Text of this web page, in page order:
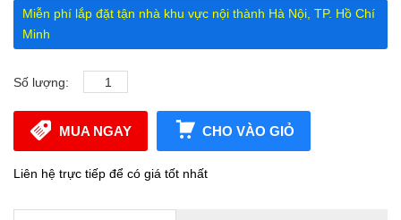
Miễn phí lắp đặt tận nhà khu vực nội thành Hà Nội, TP. Hồ Chí
Minh
Số lượng:
MUA NGAY CHO VÀO GIỎ
Liên hệ trực tiếp để có giá tốt nhất